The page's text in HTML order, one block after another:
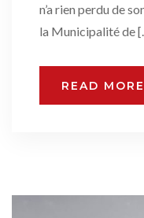
n’a rien perdu de
la Municipalité de
READ MORE